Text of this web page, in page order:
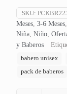
SKU:
Meses, 3-6 Meses,
Niña, Niño,
y Baberos
babero unisex
pack de baberos